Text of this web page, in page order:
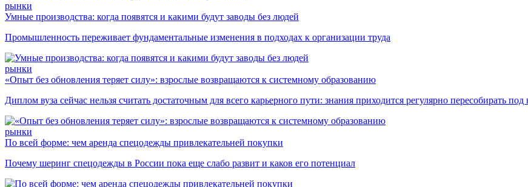
рынки
Умные производства: когда появятся и какими будут заводы без людей
Промышленность переживает фундаментальные изменения в подходах к организации труда
рынки
«Опыт без обновления теряет силу»: взрослые возвращаются к системному образованию
Диплом вуза сейчас нельзя считать достаточным для всего карьерного пути: знания приходится регулярно пересобирать
рынки
По всей форме: чем аренда спецодежды привлекательней покупки
Почему шеринг спецодежды в России пока еще слабо развит и каков его потенциал